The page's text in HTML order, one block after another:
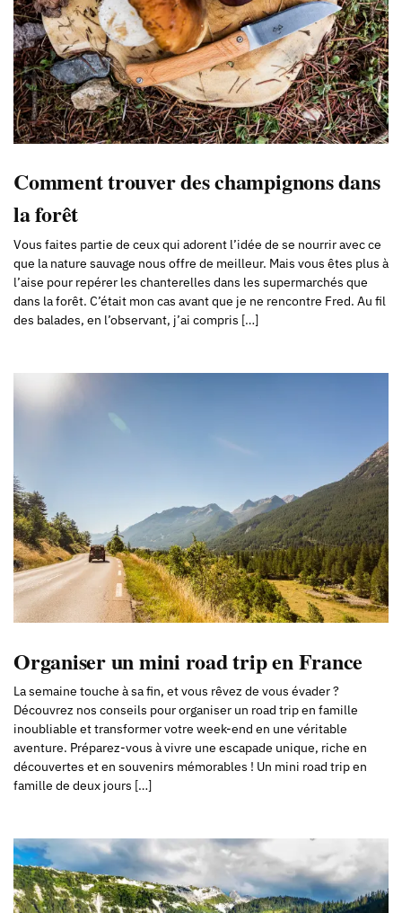
Comment trouver des champignons dans
la forêt
Vous faites partie de ceux qui adorent l’idée de se nourrir avec ce
que la nature sauvage nous offre de meilleur. Mais vous êtes plus à
l’aise pour repérer les chanterelles dans les supermarchés que
dans la forêt. C’était mon cas avant que je ne rencontre Fred. Au fil
des balades, en l’observant, j’ai compris […]
Organiser un mini road trip en France
La semaine touche à sa fin, et vous rêvez de vous évader ?
Découvrez nos conseils pour organiser un road trip en famille
inoubliable et transformer votre week-end en une véritable
aventure. Préparez-vous à vivre une escapade unique, riche en
découvertes et en souvenirs mémorables ! Un mini road trip en
famille de deux jours […]